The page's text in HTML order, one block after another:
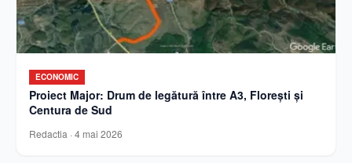
ECONOMIC
Proiect Major: Drum de legătură între A3, Florești și
Centura de Sud
Redactia · 4 mai 2026